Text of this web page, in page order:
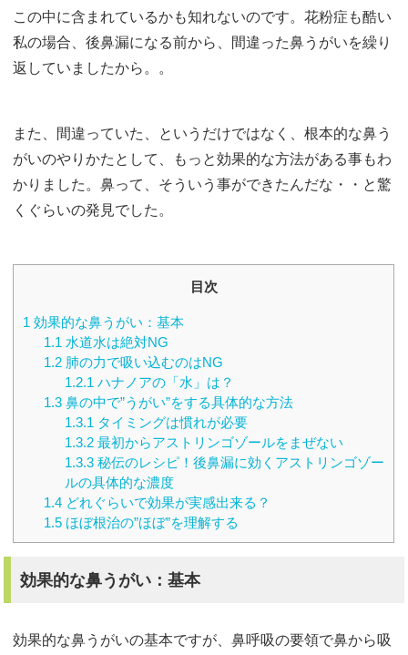
この中に含まれているかも知れないのです。花粉症も酷い
私の場合、後鼻漏になる前から、間違った鼻うがいを繰り
返していましたから。。
また、間違っていた、というだけではなく、根本的な鼻う
がいのやりかたとして、もっと効果的な方法がある事もわ
かりました。鼻って、そういう事ができたんだな・・と驚
くぐらいの発見でした。
目次
1 効果的な鼻うがい：基本
1.1 水道水は絶対NG
1.2 肺の力で吸い込むのはNG
1.2.1 ハナノアの「水」は？
1.3 鼻の中で”うがい”をする具体的な方法
1.3.1 タイミングは慣れが必要
1.3.2 最初からアストリンゴゾールをまぜない
1.3.3 秘伝のレシピ！後鼻漏に効くアストリンゴゾー
ルの具体的な濃度
1.4 どれぐらいで効果が実感出来る？
1.5 ほぼ根治の”ほぼ”を理解する
効果的な鼻うがい：基本
効果的な鼻うがいの基本ですが、鼻呼吸の要領で鼻から吸